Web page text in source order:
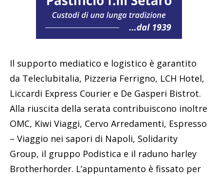
Il supporto mediatico e logistico è garantito
da Teleclubitalia, Pizzeria Ferrigno, LCH Hotel,
Liccardi Express Courier e De Gasperi Bistrot.
Alla riuscita della serata contribuiscono inoltre
OMC, Kiwi Viaggi, Cervo Arredamenti, Espresso
– Viaggio nei sapori di Napoli, Solidarity
Group, il gruppo Podistica e il raduno harley
Brotherhorder. L’appuntamento è fissato per